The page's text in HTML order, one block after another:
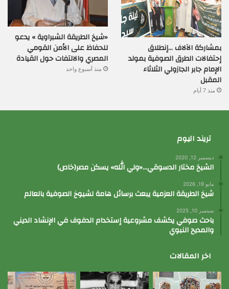
بمشاركة الآلاف …إنطلاق
إحتفالات الطرق الصوفية بمولد
الإمام جابر الجازولي الثلاثاء
المقبل
منذ 7 أيام
«شيخ الطريقة الشبراوية » يدعو
للحفاظ على الأمن القومي
المصري والالتفات حول القيادة
منذ أسبوع واحد
تريند اليوم
ديسمبر 12, 2020
الشيخ مختار الدسوقي…«ولي الله» يسكن مصر(خاص)
مايو 19, 2026
شيخ الطريقة العزمية يبعث برسائل هامة لشيوخ الصوفية بالعالم
سبتمبر 10, 2025
باحث صوفي يكشف مشروعية إستخدام الدفوف في الإنشاد الديني
والمديح النبوي
اخر المقالات